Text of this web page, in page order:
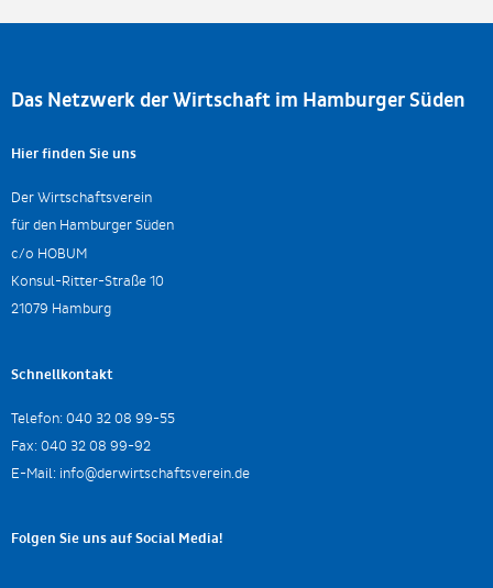
Das Netzwerk der Wirtschaft im Hamburger Süden
Hier finden Sie uns
Der Wirtschaftsverein
für den Hamburger Süden
c/o HOBUM
Konsul-Ritter-Straße 10
21079 Hamburg
Schnellkontakt
Telefon: 040 32 08 99-55
Fax: 040 32 08 99-92
E-Mail: info@derwirtschaftsverein.de
Folgen Sie uns auf Social Media!